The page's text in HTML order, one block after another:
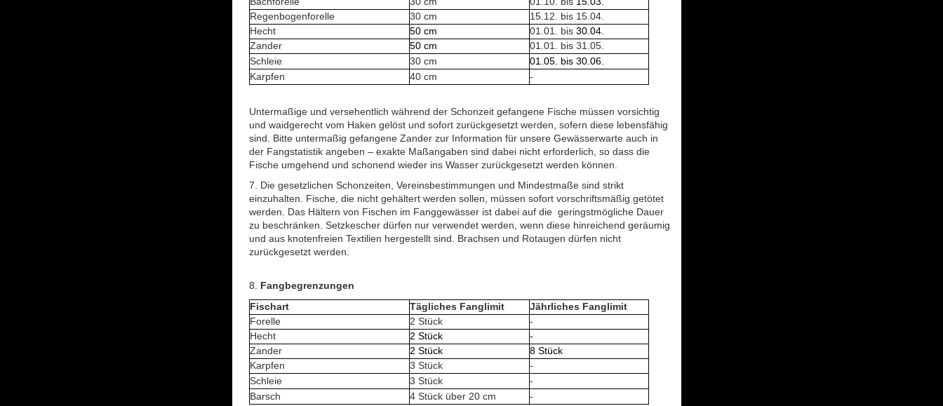
Regenbogenforelle
30 cm
15.12. bis 15.04.
Hecht
50 cm 01.01. bis 30.04.
Zander
50 cm
01.01. bis 31.05.
Schleie
30 cm
01.05. bis 30.06.
Karpfen
40 cm -
Untermaßige und versehentlich während der Schonzeit gefangene Fische müssen vorsichtig
und waidgerecht vom Haken gelöst und sofort zurückgesetzt werden, sofern diese lebensfähig
sind. Bitte untermaßig gefangene Zander zur Information für unsere Gewässerwarte auch in
der Fangstatistik angeben – exakte Maßangaben sind dabei nicht erforderlich, so dass die
Fische umgehend und schonend wieder ins Wasser zurückgesetzt werden können.
7. Die gesetzlichen Schonzeiten, Vereinsbestimmungen und Mindestmaße sind strikt
einzuhalten. Fische, die nicht gehältert werden sollen, müssen sofort vorschriftsmäßig getötet
werden. Das Hältern von Fischen im Fanggewässer ist dabei auf die geringstmögliche Dauer
zu beschränken. Setzkescher dürfen nur verwendet werden, wenn diese hinreichend geräumig
und aus knotenfreien Textilien hergestellt sind. Brachsen und Rotaugen dürfen nicht
zurückgesetzt werden.
8.
Fangbegrenzungen
Fischart
Tägliches Fanglimit
Jährliches Fanglimit
Forelle
2 Stück
-
Hecht
2 Stück
-
Zander
2 Stück
8 Stück
Karpfen
3 Stück
-
Schleie
3 Stück
-
Barsch
4 Stück über 20 cm
-